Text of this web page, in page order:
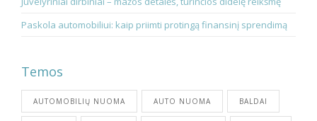
Paskola automobiliui: kaip priimti protingą finansinį sprendimą
Temos
AUTOMOBILIŲ NUOMA AUTO NUOMA BALDAI